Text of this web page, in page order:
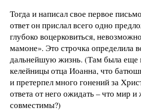
Тогда и написал свое первое
ответ он прислал всего одно
глубоко воцерковиться,
мамоне». Это строчка определила
дальнейшую жизнь. (Там была еще
келейницы отца Иоанна, что
и претерпел много гонений за
ответа от него ожидать – что мир
совместимы?)